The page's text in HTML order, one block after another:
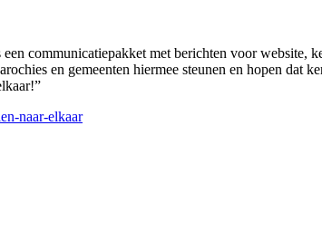
communicatiepakket met berichten voor website,
en gemeenten hiermee steunen en hopen dat
naar-elkaar